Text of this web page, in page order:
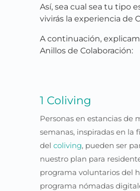
Así, sea cual sea tu tipo
vivirás la experiencia de
A continuación,
Anillos de Colaboración:
1 Coliving
Personas en estancias de
semanas, inspiradas en la
del coliving, pueden ser
nuestro plan para
programa voluntarios del
programa nómadas